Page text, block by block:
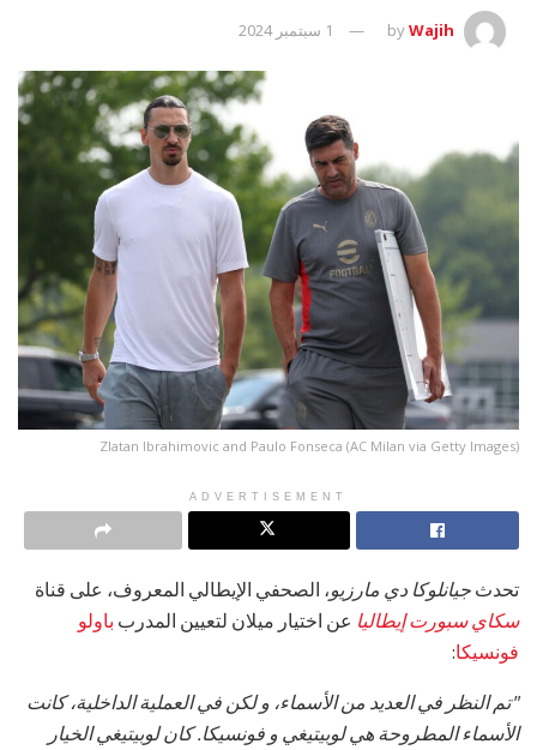
byWajih 1 سبتمبر 2024
Zlatan Ibrahimovic and Paulo Fonseca (AC Milan via Getty Images)
ADVERTISEMENT
تحدث جيانلوكا دي مارزيو، الصحفي الإيطالي المعروف، على قناة
سكاي سبورت إيطاليا عن اختيار ميلان لتعيين المدرب باولو
فونسيكا:
"تم النظر في العديد من الأسماء، و لكن في العملية الداخلية، كانت
الأسماء المطروحة هي لوبيتيغي و فونسيكا. كان لوبيتيغي الخيار